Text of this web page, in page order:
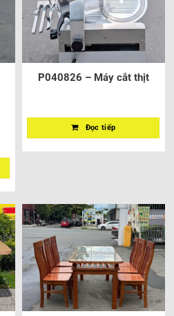
P040826 – Máy cắt thịt
Đọc tiếp